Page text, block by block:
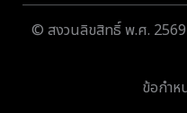
© สงวนลิขสิทธิ์ พ.ศ. 2569
ข้อกำห